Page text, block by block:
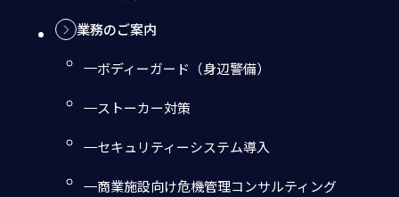
業務のご案内
ボディーガード（身辺警備）
ストーカー対策
セキュリティーシステム導入
商業施設向け危機管理コンサルティング